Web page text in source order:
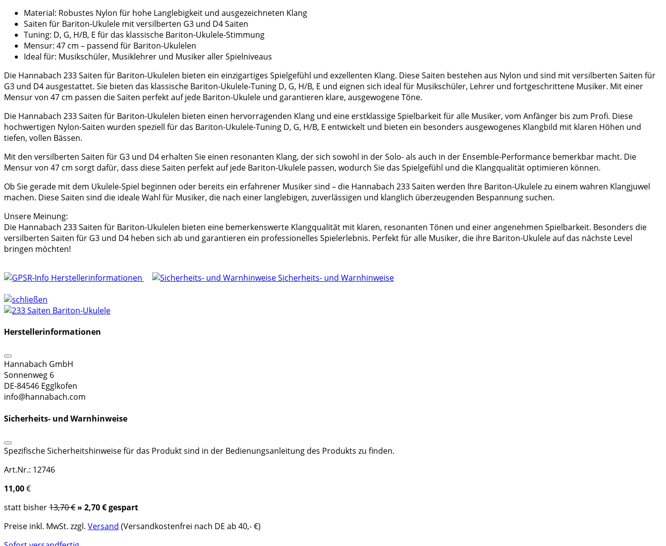
Material: Robustes Nylon für hohe Langlebigkeit und ausgezeichneten Klang
Saiten für Bariton-Ukulele mit versilberten G3 und D4 Saiten
Tuning: D, G, H/B, E für das klassische Bariton-Ukulele-Stimmung
Mensur: 47 cm – passend für Bariton-Ukulelen
Ideal für: Musikschüler, Musiklehrer und Musiker aller Spielniveaus
Die Hannabach 233 Saiten für Bariton-Ukulelen bieten ein einzigartiges Spielgefühl und exzellenten Klang. Diese Saiten bestehen aus Nylon und sind mit versilberten Saiten für
G3 und D4 ausgestattet. Sie bieten das klassische Bariton-Ukulele-Tuning D, G, H/B, E und eignen sich ideal für Musikschüler, Lehrer und fortgeschrittene Musiker. Mit einer
Mensur von 47 cm passen die Saiten perfekt auf jede Bariton-Ukulele und garantieren klare, ausgewogene Töne.
Die Hannabach 233 Saiten für Bariton-Ukulelen bieten einen hervorragenden Klang und eine erstklassige Spielbarkeit für alle Musiker, vom Anfänger bis zum Profi. Diese
hochwertigen Nylon-Saiten wurden speziell für das Bariton-Ukulele-Tuning D, G, H/B, E entwickelt und bieten ein besonders ausgewogenes Klangbild mit klaren Höhen und
tiefen, vollen Bässen.
Mit den versilberten Saiten für G3 und D4 erhalten Sie einen resonanten Klang, der sich sowohl in der Solo- als auch in der Ensemble-Performance bemerkbar macht. Die
Mensur von 47 cm sorgt dafür, dass diese Saiten perfekt auf jede Bariton-Ukulele passen, wodurch Sie das Spielgefühl und die Klangqualität optimieren können.
Ob Sie gerade mit dem Ukulele-Spiel beginnen oder bereits ein erfahrener Musiker sind – die Hannabach 233 Saiten werden Ihre Bariton-Ukulele zu einem wahren Klangjuwel
machen. Diese Saiten sind die ideale Wahl für Musiker, die nach einer langlebigen, zuverlässigen und klanglich überzeugenden Bespannung suchen.
Unsere Meinung:
Die Hannabach 233 Saiten für Bariton-Ukulelen bieten eine bemerkenswerte Klangqualität mit klaren, resonanten Tönen und einer angenehmen Spielbarkeit. Besonders die
versilberten Saiten für G3 und D4 heben sich ab und garantieren ein professionelles Spielerlebnis. Perfekt für alle Musiker, die ihre Bariton-Ukulele auf das nächste Level
bringen möchten!
Herstellerinformationen Sicherheits- und Warnhinweise
Herstellerinformationen
Hannabach GmbH
Sonnenweg 6
DE-84546 Egglkofen
info@hannabach.com
Sicherheits- und Warnhinweise
Spezifische Sicherheitshinweise für das Produkt sind in der Bedienungsanleitung des Produkts zu finden.
Art.Nr.: 12746
11,00€
statt bisher13,70 € » 2,70 € gespart
Preise inkl. MwSt. zzgl. Versand (Versandkostenfrei nach DE ab 40,- €)